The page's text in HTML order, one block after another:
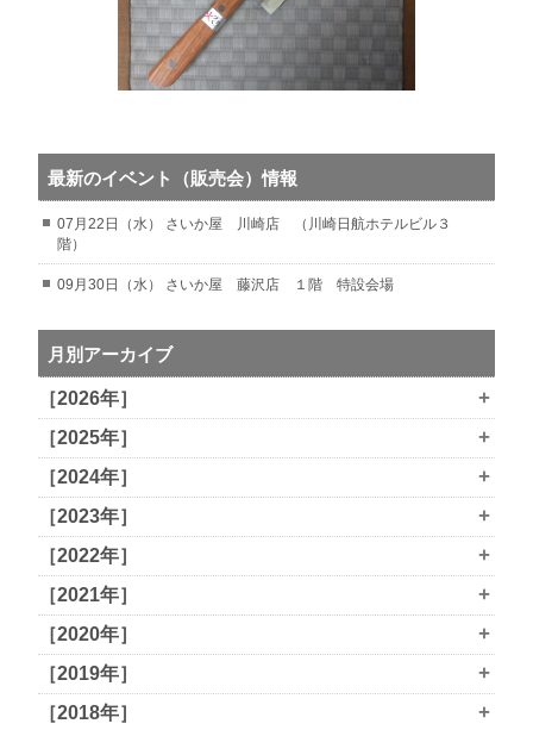
最新のイベント（販売会）情報
07月22日（水） さいか屋 川崎店 （川崎日航ホテルビル３
階）
09月30日（水） さいか屋 藤沢店 １階 特設会場
月別アーカイブ
［2026年］ +
［2025年］ +
［2024年］ +
［2023年］ +
［2022年］ +
［2021年］ +
［2020年］ +
［2019年］ +
［2018年］ +